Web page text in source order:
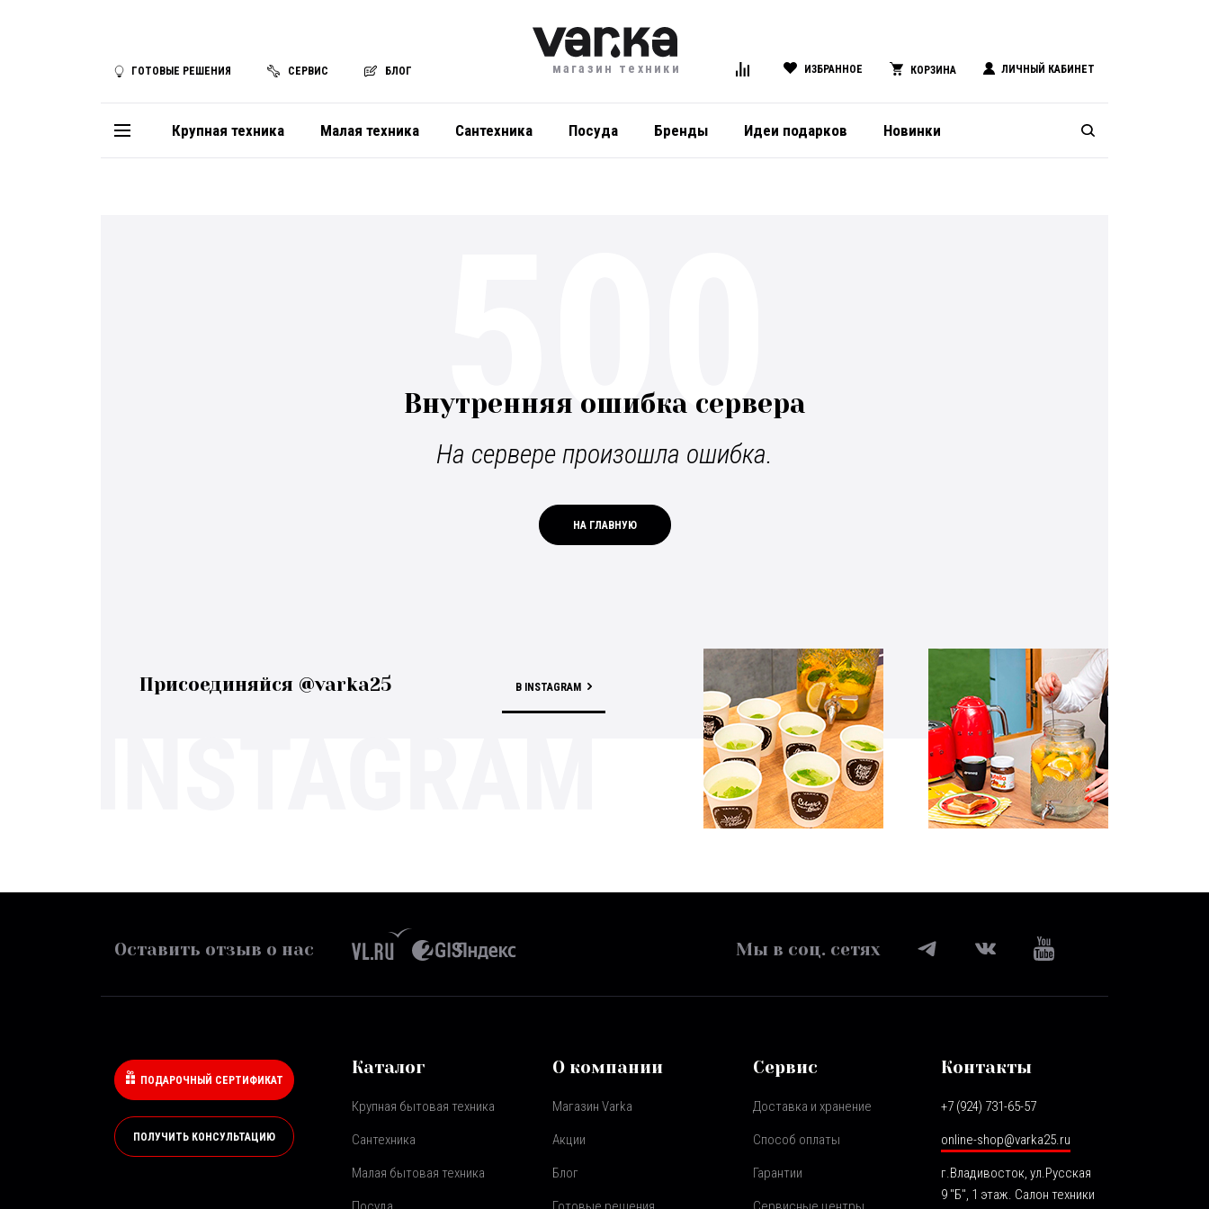
ГОТОВЫЕ РЕШЕНИЯ СЕРВИС БЛОГ магазин техники ИЗБРАННОЕ КОРЗИНА ЛИЧНЫЙ КАБИНЕТ
Крупная техника Малая техника Сантехника Посуда Бренды Идеи подарков Новинки
Внутренняя ошибка сервера
На сервере произошла ошибка.
НА ГЛАВНУЮ
500
Присоединяйся @varka25 В INSTAGRAM
Оставить отзыв о нас Мы в соц. сетях
ПОДАРОЧНЫЙ СЕРТИФИКАТ
ПОЛУЧИТЬ КОНСУЛЬТАЦИЮ
Каталог
Крупная бытовая техника
Сантехника
Малая бытовая техника
О компании
Магазин Varka
Акции
Блог
Сервис
Доставка и хранение
Способ оплаты
Гарантии
Контакты
+7 (924) 731-65-57
online-shop@varka25.ru
г.Владивосток, ул.Русская
9 "Б", 1 этаж. Салон техники